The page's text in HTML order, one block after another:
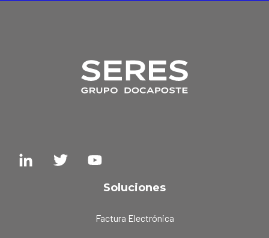
Soluciones
Factura Electrónica